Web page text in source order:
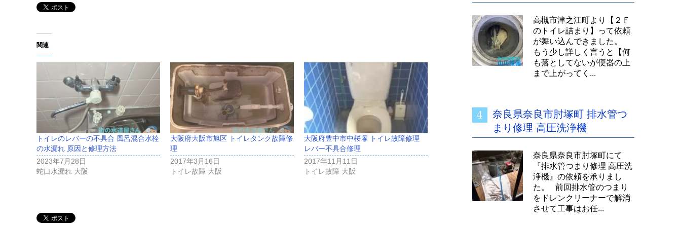
関連
トイレのレバーの不具合 風呂混合水栓
の水漏れ 原因と修理方法
2023年7月28日
蛇口水漏れ 大阪
大阪府大阪市旭区 トイレタンク故障修
理
2017年3月16日
トイレ故障 大阪
大阪府豊中市中桜塚 トイレ故障修理
レバー不具合修理
2017年11月11日
トイレ故障 大阪
高槻市津之江町より【２Ｆ
のトイレ詰まり】って依頼
が舞い込んできました。
もう少し詳しく言うと【何
も落としてないが便器の上
まで上がってく...
奈良県奈良市肘塚町 排水管つ
まり修理 高圧洗浄機
奈良県奈良市肘塚町にて
『排水管つまり修理 高圧洗
浄機』の依頼を承りまし
た。 前回排水管のつまり
をドレンクリーナーで解消
させて工事はお任...